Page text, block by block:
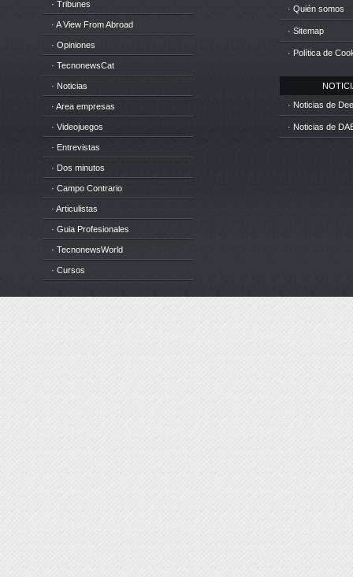
· Tribunes
· A View From Abroad
· Opiniones
· TecnonewsCat
· Noticias
· Area empresas
· Videojuegos
· Entrevistas
· Dos minutos
· Campo Contrario
· Articulistas
· Guia Profesionales
· TecnonewsWorld
· Cursos
· Quién somos
· Sitemap
· Política de
· Noticias de
· Noticias de